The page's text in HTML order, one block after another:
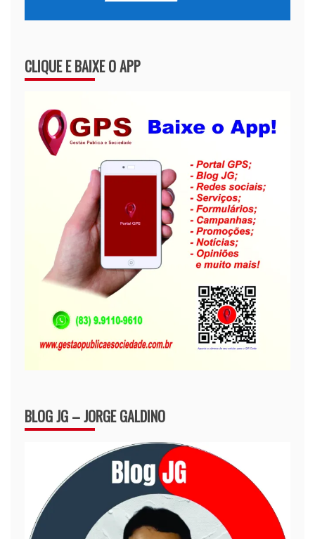
CLIQUE E BAIXE O APP
BLOG JG – JORGE GALDINO